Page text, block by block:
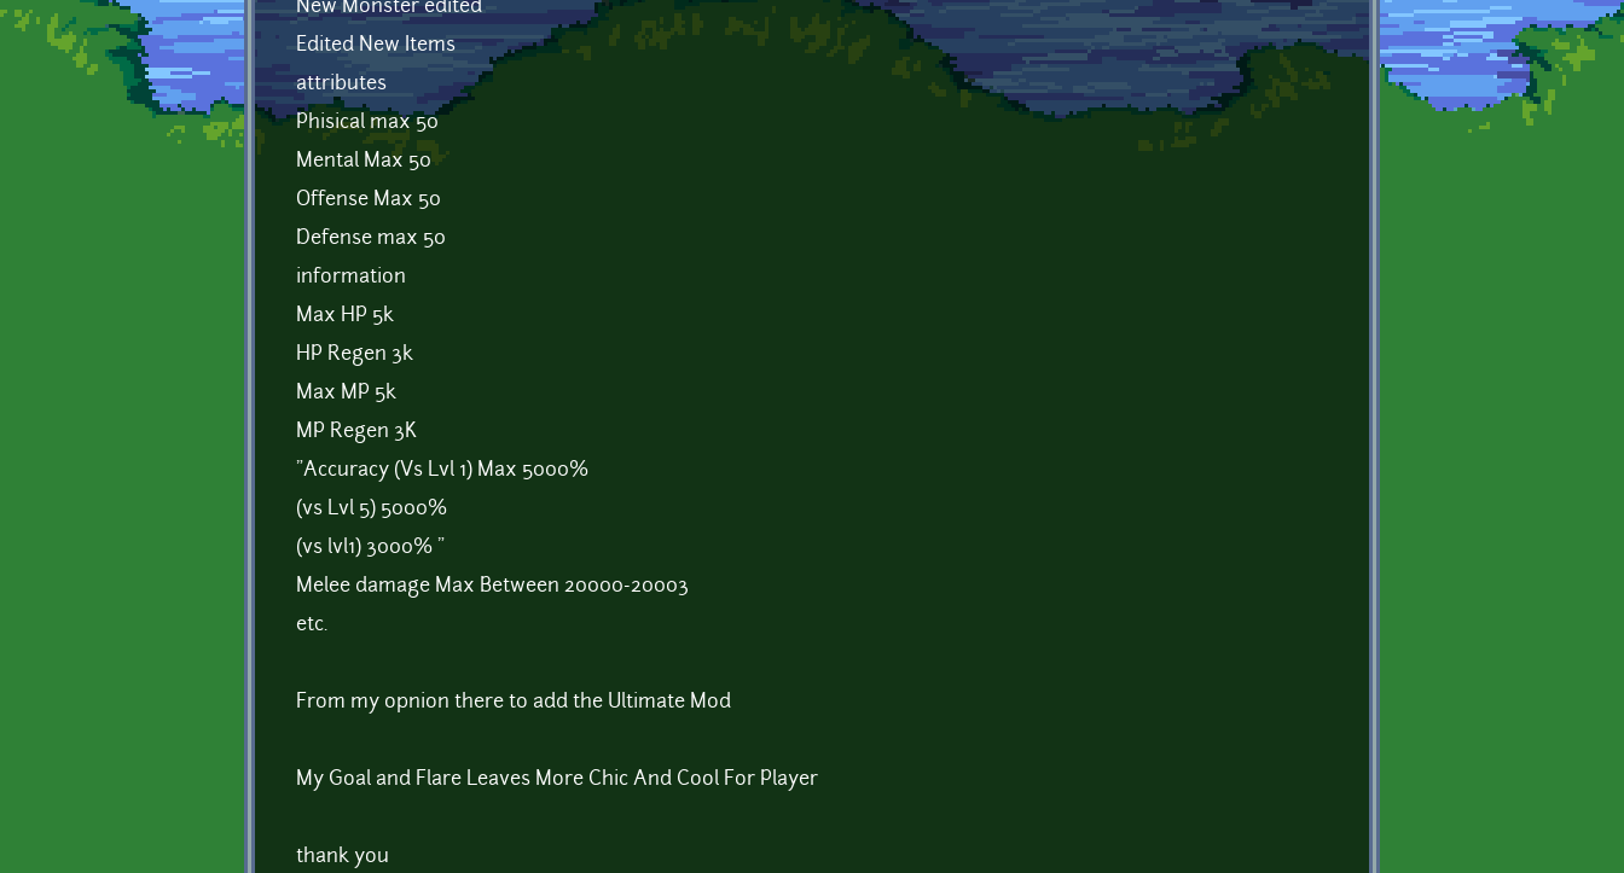
New Monster edited
Edited New Items
attributes
Phisical max 50
Mental Max 50
Offense Max 50
Defense max 50
information
Max HP 5k
HP Regen 3k
Max MP 5k
MP Regen 3K
"Accuracy (Vs Lvl 1) Max 5000%
(vs Lvl 5) 5000%
(vs lvl1) 3000% "
Melee damage Max Between 20000-20003
etc.
From my opnion there to add the Ultimate Mod
My Goal and Flare Leaves More Chic And Cool For Player
thank you